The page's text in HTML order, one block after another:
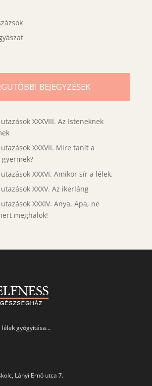
BEJEGYZÉSEK
XXXVIII. Az Isteneknek
XXXVII. Mire tanít a
XXXVI. Amikor sír a lélek.
XXXV. Az ikerláng
XXXIV. Anya, Apa, ne
meghalok!
lélek gyógyítása…
Lányi Ernő utca 7.